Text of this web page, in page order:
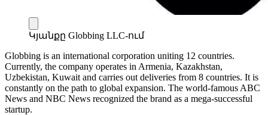
Կյանքը Globbing LLC-ում
Globbing is an international corporation uniting 12 countries.
Currently, the company operates in Armenia, Kazakhstan,
Uzbekistan, Kuwait and carries out deliveries from 8 countries. It is
constantly on the path to global expansion. The world-famous ABC
News and NBC News recognized the brand as a mega-successful
startup.